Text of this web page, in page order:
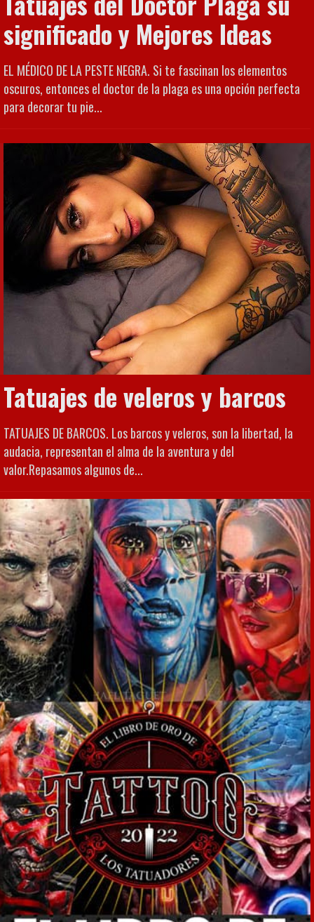
significado y Mejores Ideas
EL MÉDICO DE LA PESTE NEGRA. Si te fascinan los elementos
oscuros, entonces el doctor de la plaga es una opción perfecta
para decorar tu pie...
Tatuajes de veleros y barcos
TATUAJES DE BARCOS. Los barcos y veleros, son la libertad, la
audacia, representan el alma de la aventura y del
valor.Repasamos algunos de...